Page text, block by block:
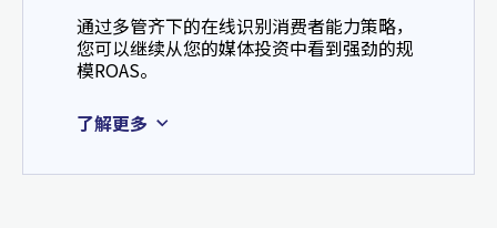
通过多管齐下的在线识别消费者能力策略，
您可以继续从您的媒体投资中看到强劲的规
模ROAS。
了解更多